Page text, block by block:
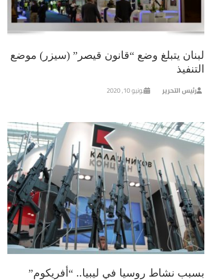
لبنان يتبلغ وضع “قانون قيصر” (سيزر) موضع
التنفيذ
رئيس التحرير يونيو 10, 2020
بسبب نشاط روسيا في ليبيا.. “أفريكوم”